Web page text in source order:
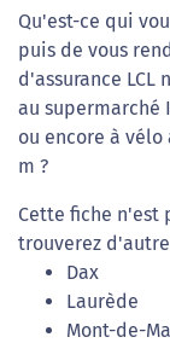
Qu'est-ce qui
puis de vous
d'assurance LCL
au supermarché
ou encore à vélo
m ?
Cette fiche n'est
trouverez
Dax
Laurède
Mont-de-